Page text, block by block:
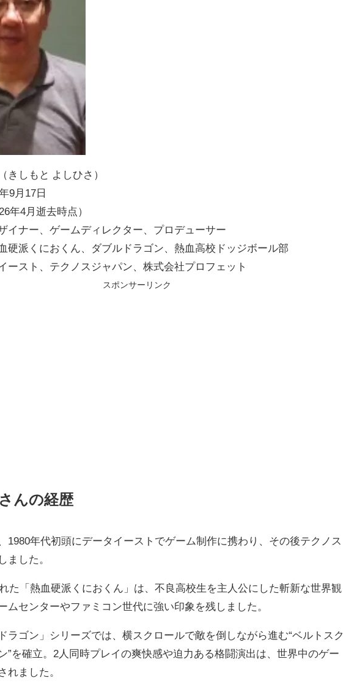
きしもと よしひさ）
9月17日
年4月逝去時点）
イナー、ゲームディレクター、プロデューサー
硬派くにおくん、ダブルドラゴン、熱血高校ドッジボール部
ースト、テクノスジャパン、株式会社プロフェット
スポンサーリンク
んの経歴
1980年代初頭にデータイーストでゲーム制作に携わり、その後テクノス
ました。
た「熱血硬派くにおくん」は、不良高校生を主人公にした斬新な世界観
ムセンターやファミコン世代に強い印象を残しました。
ラゴン」シリーズでは、横スクロールで敵を倒しながら進む“ベルトスク
”を確立。2人同時プレイの爽快感や迫力ある格闘演出は、世界中のゲー
れました。